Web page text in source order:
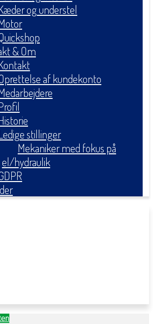
og understel
& Om
af kundekonto
stillinger
Mekaniker med fokus på
el/hydraulik